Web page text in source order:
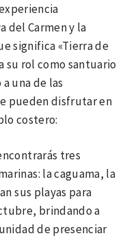
del Carmen y la
significa «Tierra de
su rol como santuario
una de las
pueden disfrutar en
costero:
tres
la caguama, la
sus playas para
brindando a
de presenciar